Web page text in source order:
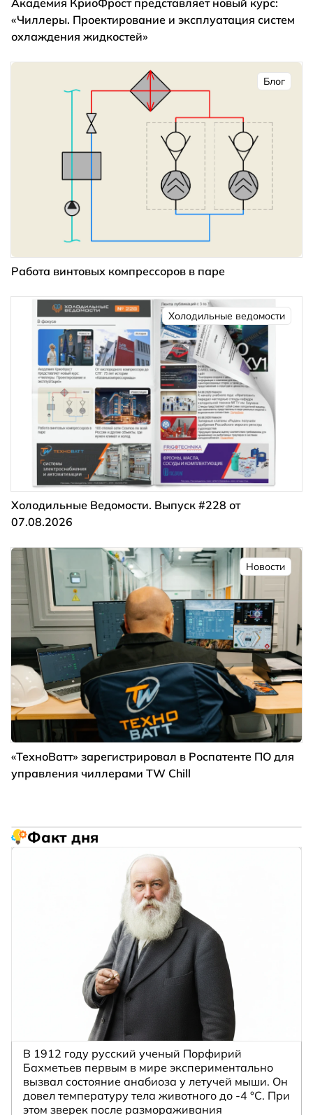
Академия КриоФрост представляет новый курс:
«Чиллеры. Проектирование и эксплуатация систем
охлаждения жидкостей»
Блог
Работа винтовых компрессоров в паре
Холодильные ведомости
Холодильные Ведомости. Выпуск #228 от
07.08.2026
Новости
«ТехноВатт» зарегистрировал в Роспатенте ПО для
управления чиллерами TW Chill
Факт дня
В 1912 году русский ученый Порфирий
Бахметьев первым в мире экспериментально
вызвал состояние анабиоза у летучей мыши. Он
довел температуру тела животного до -4 °C. При
этом зверек после размораживания